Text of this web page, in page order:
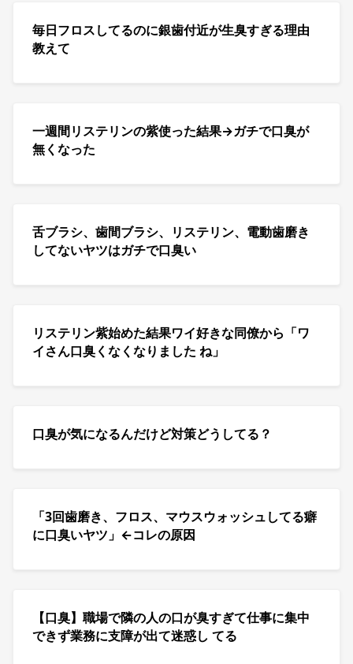
毎日フロスしてるのに銀歯付近が生臭すぎる理由
教えて
一週間リステリンの紫使った結果→ガチで口臭が
無くなった
舌ブラシ、歯間ブラシ、リステリン、電動歯磨き
してないヤツはガチで口臭い
リステリン紫始めた結果ワイ好きな同僚から「ワ
イさん口臭くなくなりました ね」
口臭が気になるんだけど対策どうしてる？
「3回歯磨き、フロス、マウスウォッシュしてる癖
に口臭いヤツ」←コレの原因
【口臭】職場で隣の人の口が臭すぎて仕事に集中
できず業務に支障が出て迷惑し てる